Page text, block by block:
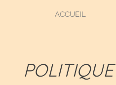
ACCUEIL